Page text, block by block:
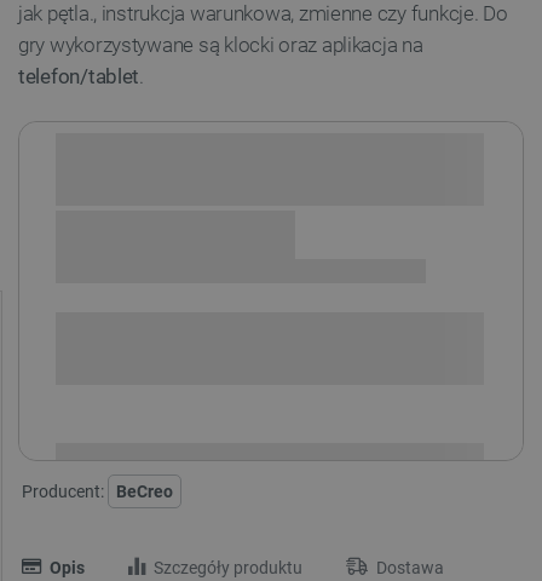
jak pętla., instrukcja warunkowa, zmienne czy funkcje. Do
gry wykorzystywane są klocki oraz aplikacja na
telefon/tablet.
Producent: BeCreo
Opis Szczegóły produktu Dostawa